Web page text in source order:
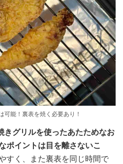
可能！裏表を焼く必要あり！
きグリルを使ったあたためなお
ポイントは目を離さないこ
すく、また裏表を同じ時間で